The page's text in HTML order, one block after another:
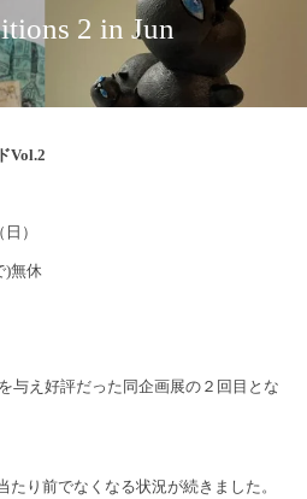
2 in Jun
Vol.2
）
)無休
与え好評だった同企画展の２回目とな
り前でなくなる状況が続きました。